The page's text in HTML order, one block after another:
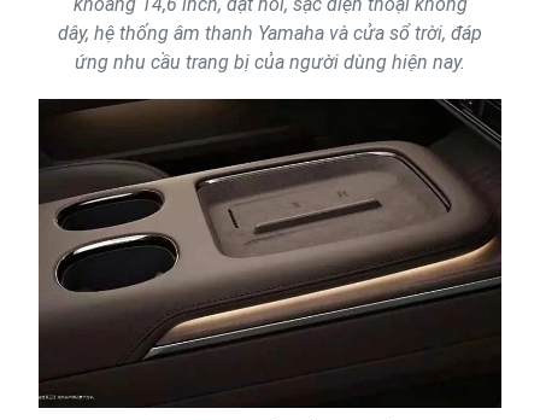
dây, hệ thống âm thanh Yamaha và cửa sổ trời, đáp
ứng nhu cầu trang bị của người dùng hiện nay.